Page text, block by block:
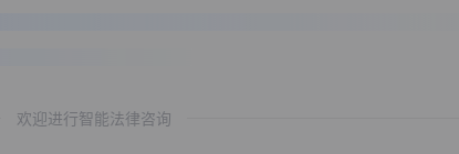
欢迎进行智能法律咨询